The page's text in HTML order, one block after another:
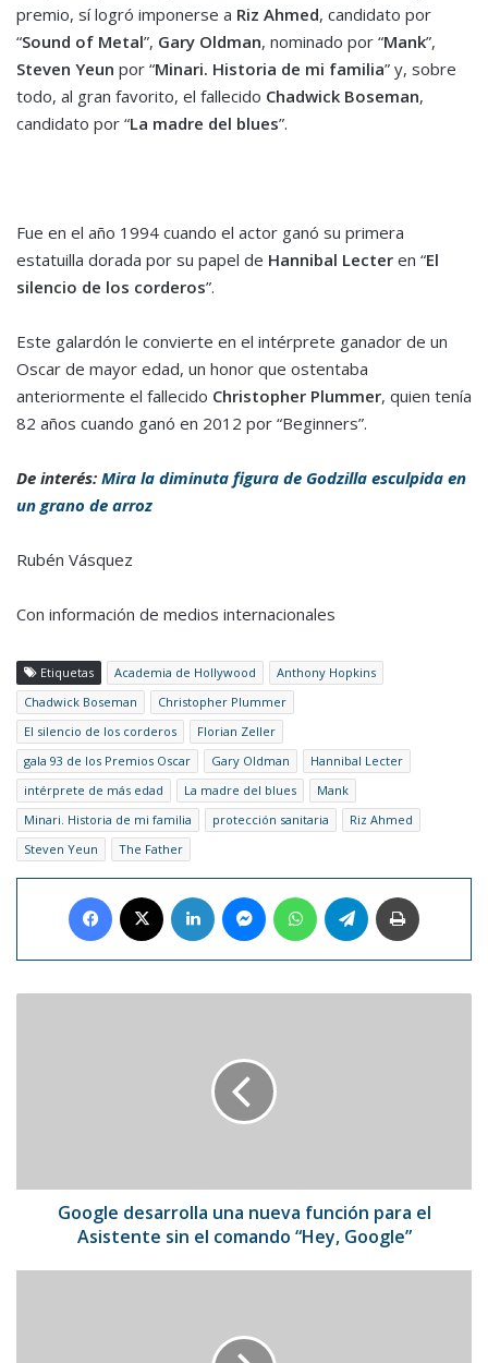
premio, sí logró imponerse a Riz Ahmed, candidato por
“Sound of Metal”, Gary Oldman, nominado por “Mank”,
Steven Yeun por “Minari. Historia de mi familia” y, sobre
todo, al gran favorito, el fallecido Chadwick Boseman,
candidato por “La madre del blues”.
Fue en el año 1994 cuando el actor ganó su primera
estatuilla dorada por su papel de Hannibal Lecter en “El
silencio de los corderos”.
Este galardón le convierte en el intérprete ganador de un
Oscar de mayor edad, un honor que ostentaba
anteriormente el fallecido Christopher Plummer, quien tenía
82 años cuando ganó en 2012 por “Beginners”.
De interés: Mira la diminuta figura de Godzilla esculpida en
un grano de arroz
Rubén Vásquez
Con información de medios internacionales
Etiquetas Academia de Hollywood
Anthony Hopkins
Chadwick Boseman
Christopher Plummer
El silencio de los corderos
Florian Zeller
gala 93 de los Premios Oscar
Gary Oldman
Hannibal Lecter
intérprete de más edad
La madre del blues
Mank
Minari. Historia de mi familia
protección sanitaria
Riz Ahmed
Steven Yeun
The Father
Facebook LinkedIn MessengerWhatsAppTelegram
sin
Google desarrolla una nueva función para el
Asistente sin el comando “Hey, Google”